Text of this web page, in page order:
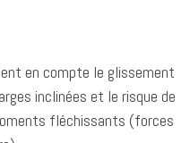
en compte le glissement
inclinées et le risque de
fléchissants (forces